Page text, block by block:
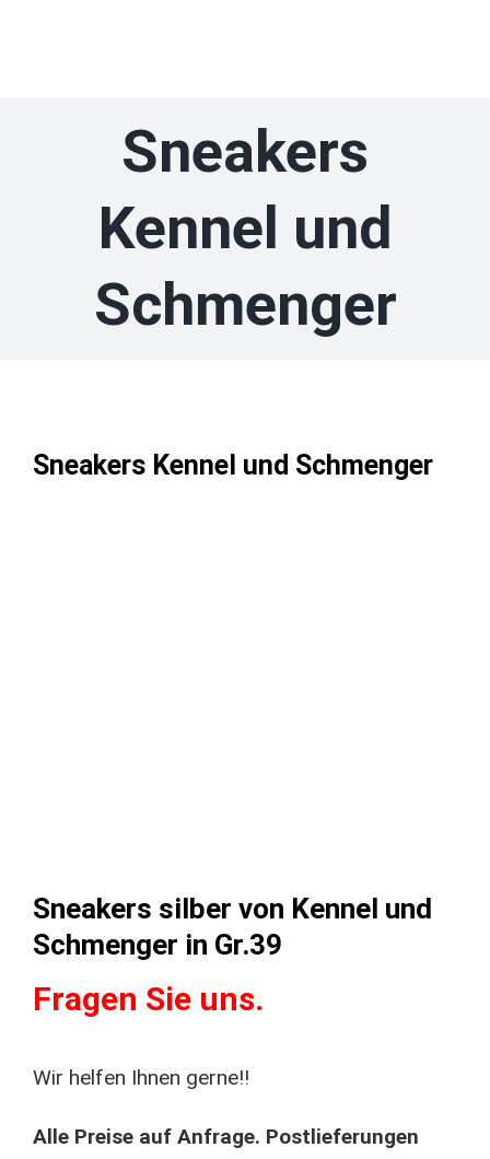
Sneakers
Kennel und
Schmenger
Sneakers Kennel und Schmenger
Sneakers silber von Kennel und
Schmenger in Gr.39
Fragen Sie uns.
Wir helfen Ihnen gerne!!
Alle Preise auf Anfrage. Postlieferungen